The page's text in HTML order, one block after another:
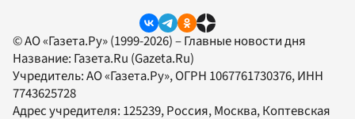
© АО «Газета.Ру» (1999-2026) – Главные новости дня
Название: Газета.Ru (Gazeta.Ru)
Учредитель:АО «Газета.Ру», ОГРН 1067761730376, ИНН
7743625728
Адрес учредителя: 125239, Россия, Москва, Коптевская